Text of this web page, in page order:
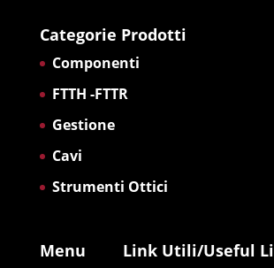
Categorie Prodotti
Componenti
FTTH -FTTR
Gestione
Cavi
Strumenti Ottici
Menu Link Utili/Useful